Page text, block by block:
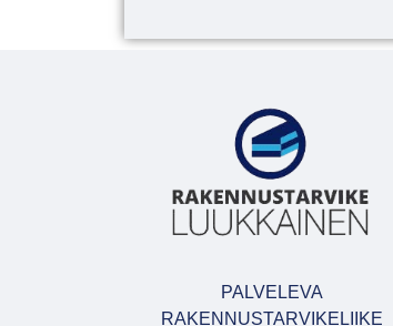
PALVELEVA
RAKENNUSTARVIKELIIKE